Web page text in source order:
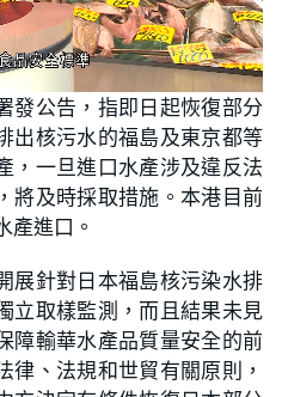
發公告，指即日起恢復部分
出核污水的福島及東京都等
，一旦進口水產涉及違反法
將及時採取措施。本港目前
產進口。
展針對日本福島核污染水排
立取樣監測，而且結果未見
障輸華水產品質量安全的前
律、法規和世貿有關原則，